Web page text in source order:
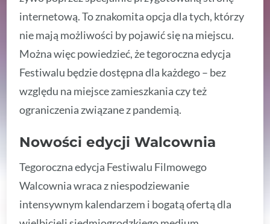
internetową. To znakomita opcja dla tych, którzy
nie mają możliwości by pojawić się na miejscu.
Można więc powiedzieć, że tegoroczna edycja
Festiwalu będzie dostępna dla każdego – bez
względu na miejsce zamieszkania czy też
ograniczenia związane z pandemią.
Nowości edycji Walcownia
Tegoroczna edycja Festiwalu Filmowego
Walcownia wraca z niespodziewanie
intensywnym kalendarzem i bogatą ofertą dla